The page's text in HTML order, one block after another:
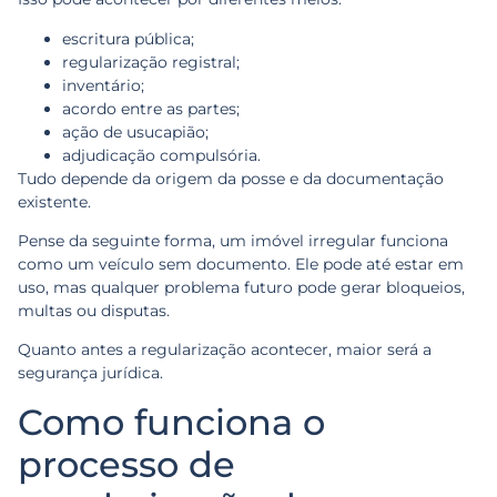
escritura pública;
regularização registral;
inventário;
acordo entre as partes;
ação de usucapião;
adjudicação compulsória.
Tudo depende da origem da posse e da documentação
existente.
Pense da seguinte forma, um imóvel irregular funciona
como um veículo sem documento. Ele pode até estar em
uso, mas qualquer problema futuro pode gerar bloqueios,
multas ou disputas.
Quanto antes a regularização acontecer, maior será a
segurança jurídica.
Como funciona o
processo de